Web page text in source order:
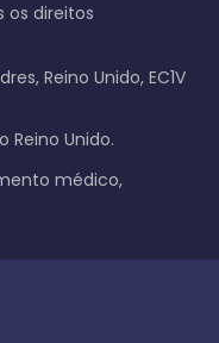
os direitos
Reino Unido, EC1V
Unido.
médico,